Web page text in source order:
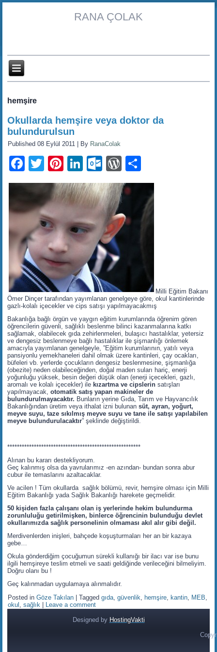
RANA ÇOLAK
hemşire
Okullarda hemşire veya doktor da
bulundurulsun
Published 08 Eylül 2011 By RanaColak
Facebook
TwitterPinterest
LinkedIn
Outlook.com
WordPress
Milli Eğitim Bakanı
Ömer Dinçer tarafından yayımlanan genelgeye göre, okul kantinlerinde
gazlı-kolalı içecekler ve cips satışı yapılmayacakmış
Bakanlığa bağlı örgün ve yaygın eğitim kurumlarında öğrenim gören
öğrencilerin güvenli, sağlıklı beslenme bilinci kazanmalarına katkı
sağlamak, olabilecek gıda zehirlenmeleri, bulaşıcı hastalıklar, yetersiz
ve dengesiz beslenmeye bağlı hastalıklar ile şişmanlığı önlemek
amacıyla yayımlanan genelgeyle, ”Eğitim kurumlarının, yatılı veya
pansiyonlu yemekhaneleri dahil olmak üzere kantinleri, çay ocakları,
büfeleri vb. yerlerde çocukların dengesiz beslenmesine, şişmanlığa
(obezite) neden olabileceğinden, doğal maden suları hariç, enerji
yoğunluğu yüksek, besin değeri düşük olan (enerji içecekleri, gazlı,
aromalı ve kolalı içecekler) ile kızartma ve cipslerin satışları
yapılmayacak,otomatik satış yapan makineler de
bulundurulmayacaktır. Bunların yerine Gıda, Tarım ve Hayvancılık
Bakanlığından üretim veya ithalat izni bulunansüt, ayran, yoğurt,
meyve suyu, taze sıkılmış meyve suyu ve tane ile satışı yapılabilen
meyve bulundurulacaktır” şeklinde değiştirildi.
*******************************************************
Alınan bu kararı destekliyorum.
Geç kalınmış olsa da yavrularımız -en azından- bundan sonra abur
cubur ile temaslarını azaltacaklar.
Ve acilen ! Tüm okullarda sağlık bölümü, revir, hemşire olması için Milli
Eğitim Bakanlığı yada Sağlık Bakanlığı harekete geçmelidir.
50 kişiden fazla çalışanı olan iş yerlerinde hekim bulundurma
zorunluluğu getirilmişken, binlerce öğrencinin bulunduğu devlet
okullarımızda sağlık personelinin olmaması akıl alır gibi değil.
Merdivenlerden inişleri, bahçede koşuşturmaları her an bir kazaya
gebe…
Okula gönderdiğim çocuğumun sürekli kullanığı bir ilacı var ise bunu
ilgili hemşireye teslim etmeli ve saati geldiğinde verileceğini bilmeliyim.
Doğru olanı bu !
Geç kalınmadan uygulamaya alınmalıdır.
Posted in Göze Takılan |Tagged gıda,güvenlik, hemşire, kantin, MEB,
okul ,sağlık Leave a comment
Designed by HostingVakti